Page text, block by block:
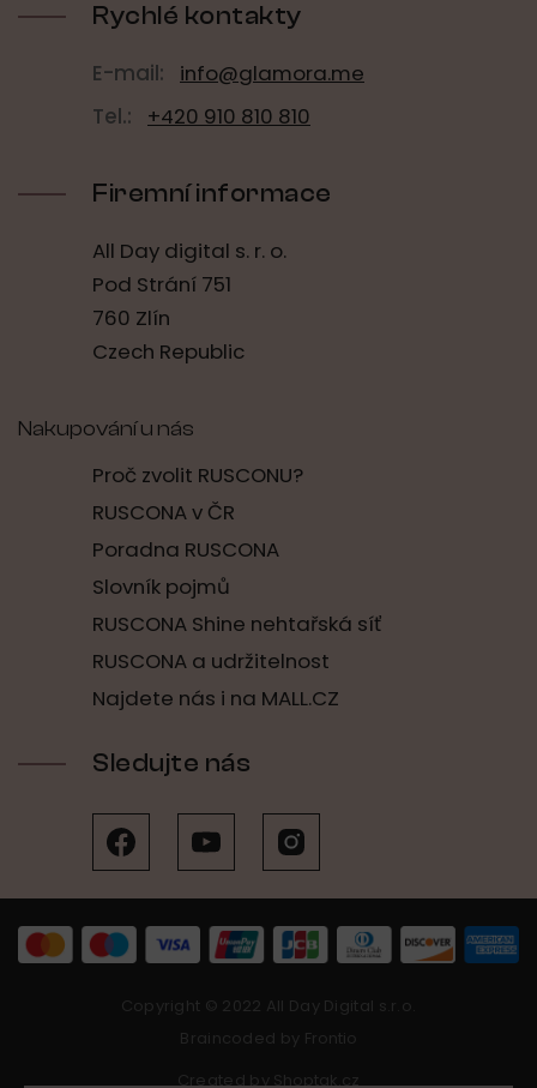
Rychlé kontakty
E-mail:
info@glamora.me
Tel.:
+420 910 810 810
Firemní informace
All Day digital s. r. o.
Pod Strání 751
760 Zlín
Czech Republic
Nakupování u nás
Proč zvolit RUSCONU?
RUSCONA v ČR
Poradna RUSCONA
Slovník pojmů
RUSCONA Shine nehtařská síť
RUSCONA a udržitelnost
Najdete nás i na MALL.CZ
Sledujte nás
Copyright © 2022 All Day Digital s.r.o.
Braincoded by Frontio
Created byShoptak.cz